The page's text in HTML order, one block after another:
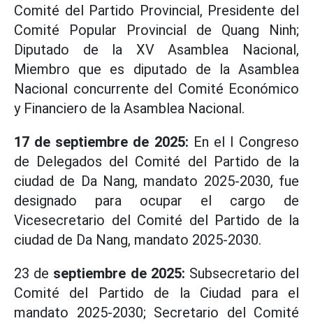
Comité del Partido Provincial, Presidente del
Comité Popular Provincial de Quang Ninh;
Diputado de la XV Asamblea Nacional,
Miembro que es diputado de la Asamblea
Nacional concurrente del Comité Económico
y Financiero de la Asamblea Nacional.
17 de septiembre de 2025: En el I Congreso
de Delegados del Comité del Partido de la
ciudad de Da Nang, mandato 2025-2030, fue
designado para ocupar el cargo de
Vicesecretario del Comité del Partido de la
ciudad de Da Nang, mandato 2025-2030.
23 de septiembre de 2025: Subsecretario del
Comité del Partido de la Ciudad para el
mandato 2025-2030; Secretario del Comité